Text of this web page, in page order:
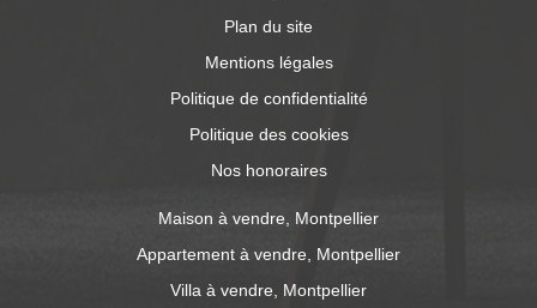
Plan du site
Mentions légales
Politique de confidentialité
Politique des cookies
Nos honoraires
Maison à vendre, Montpellier
Appartement à vendre, Montpellier
Villa à vendre, Montpellier